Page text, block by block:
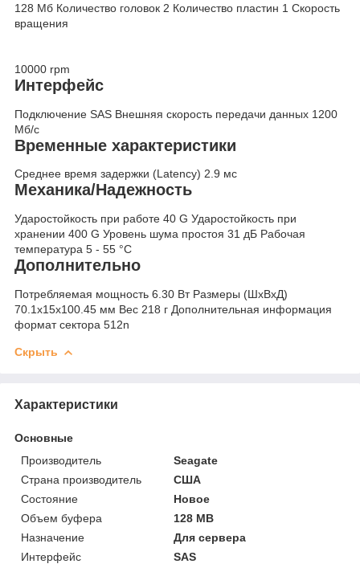
128 Мб Количество головок 2 Количество пластин 1 Скорость
вращения
10000 rpm
Интерфейс
Подключение SAS Внешняя скорость передачи данных 1200
Мб/с
Временные характеристики
Среднее время задержки (Latency) 2.9 мс
Механика/Надежность
Ударостойкость при работе 40 G Ударостойкость при
хранении 400 G Уровень шума простоя 31 дБ Рабочая
температура 5 - 55 °C
Дополнительно
Потребляемая мощность 6.30 Вт Размеры (ШхВхД)
70.1x15x100.45 мм Вес 218 г Дополнительная информация
формат сектора 512n
Скрыть
Характеристики
Основные
Производитель
Seagate
Страна производитель
США
Состояние
Новое
Объем буфера
128 MB
Назначение
Для сервера
Интерфейс
SAS